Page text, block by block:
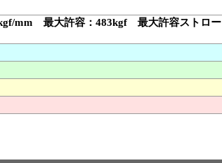
mm 最大許容：483kgf 最大許容ストロー